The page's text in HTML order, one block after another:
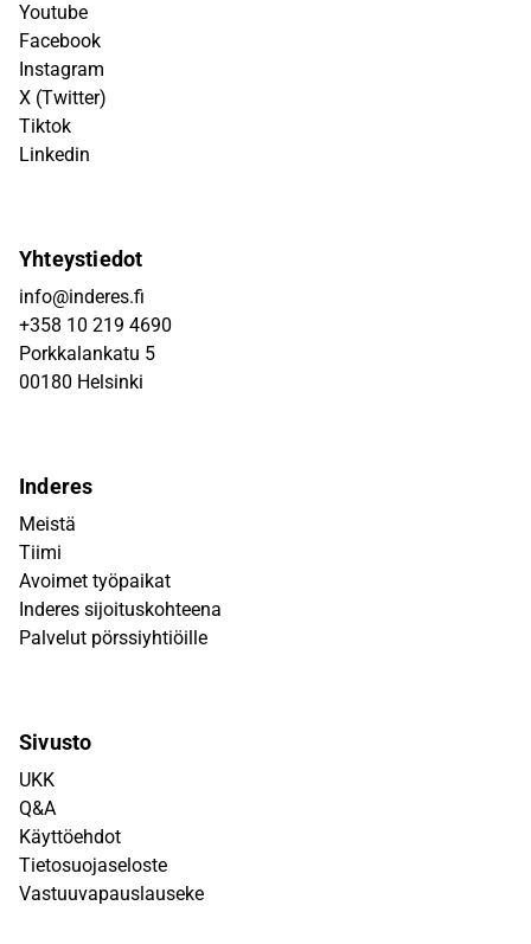
Youtube
Facebook
Instagram
X (Twitter)
Tiktok
Linkedin
Yhteystiedot
info@inderes.fi
+358 10 219 4690
Porkkalankatu 5
00180 Helsinki
Inderes
Meistä
Tiimi
Avoimet työpaikat
Inderes sijoituskohteena
Palvelut pörssiyhtiöille
Sivusto
UKK
Q&A
Käyttöehdot
Tietosuojaseloste
Vastuuvapauslauseke